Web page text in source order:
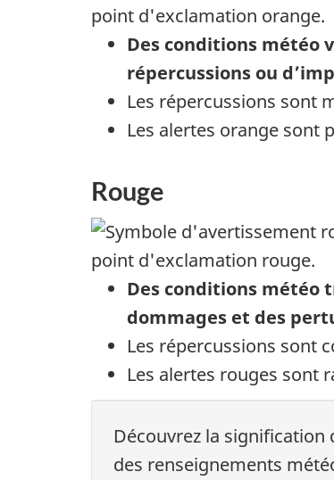
Des conditions météo
répercussions ou
Les répercussions sont
Les alertes orange sont
Rouge
Des conditions météo
dommages et des
Les répercussions sont
Les alertes rouges sont
Découvrez la signification
des renseignements